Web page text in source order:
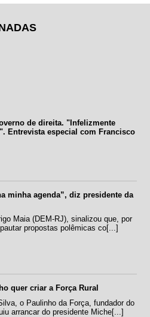
de direita. "Infelizmente
Entrevista especial com Francisco
minha agenda”, diz presidente da
Maia (DEM-RJ), sinalizou que, por
propostas polêmicas co[...]
quer criar a Força Rural
o Paulinho da Força, fundador do
arrancar do presidente Miche[...]